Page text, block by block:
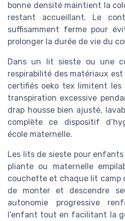
bonne densité maintient la
restant accueillant. Le
suffisamment ferme pour
prolonger la durée de vie du
Dans un lit sieste ou une
respirabilité des matériaux
certifiés oeko tex limitent les
transpiration excessive
drap housse bien ajusté,
complète ce dispositif
école maternelle.
Les lits de sieste pour
pliante ou maternelle
couchette et chaque lit camp
de monter et descendre
autonomie progressive
l’enfant tout en facilitant la